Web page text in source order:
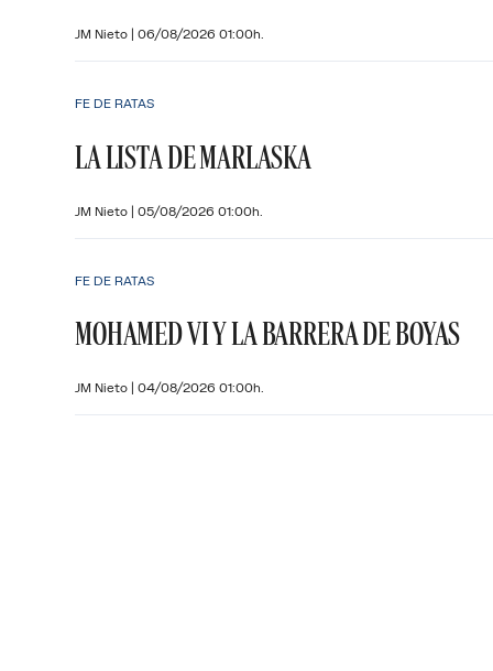
JM Nieto | 06/08/2026 01:00h.
FE DE RATAS
LA LISTA DE MARLASKA
JM Nieto | 05/08/2026 01:00h.
FE DE RATAS
MOHAMED VI Y LA BARRERA DE BOYAS
JM Nieto | 04/08/2026 01:00h.